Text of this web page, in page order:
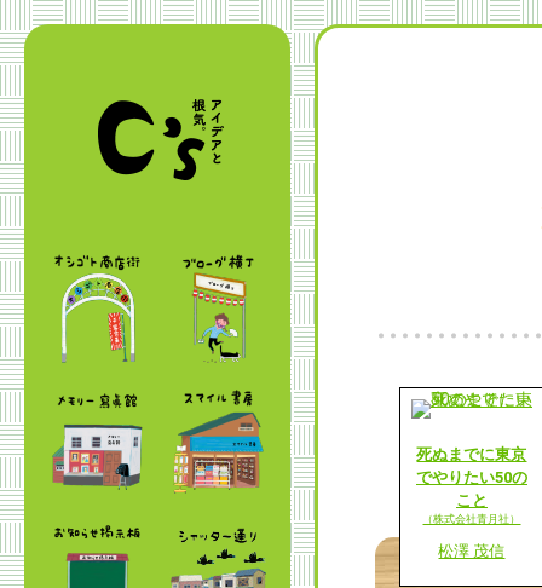
死ぬまでに東京
でやりたい50の
こと
（株式会社青月社）
松澤 茂信